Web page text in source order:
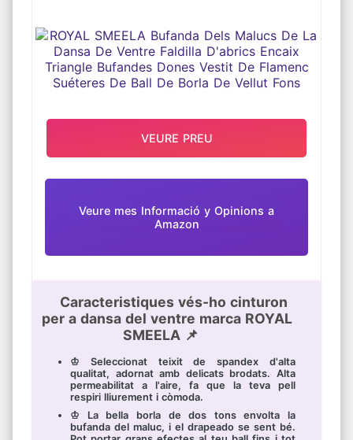
TRIANGLE BUFANDES DONES
VESTIT DE FLAMENC SUÉTERES DE
BALL DE BORLA DE VELLUT FONS
Veure mes Informació y Opinions a
Amazon
Caracteristiques vés-ho cinturon
per a dansa del ventre marca ROYAL
SMEELA 📌
♔ Seleccionat teixit de spandex d'alta
qualitat, adornat amb delicats brodats. Alta
permeabilitat a l'aire, fa que la teva pell
respiri lliurement i còmoda.
♔ La bella borla de dos tons envolta la
bufanda del maluc, i el drapeado se sent bé.
VEURE PREU